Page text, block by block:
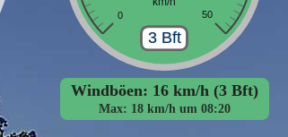
Windböen: 16 km/h (3 Bft)
Max: 18 km/h um 08:20